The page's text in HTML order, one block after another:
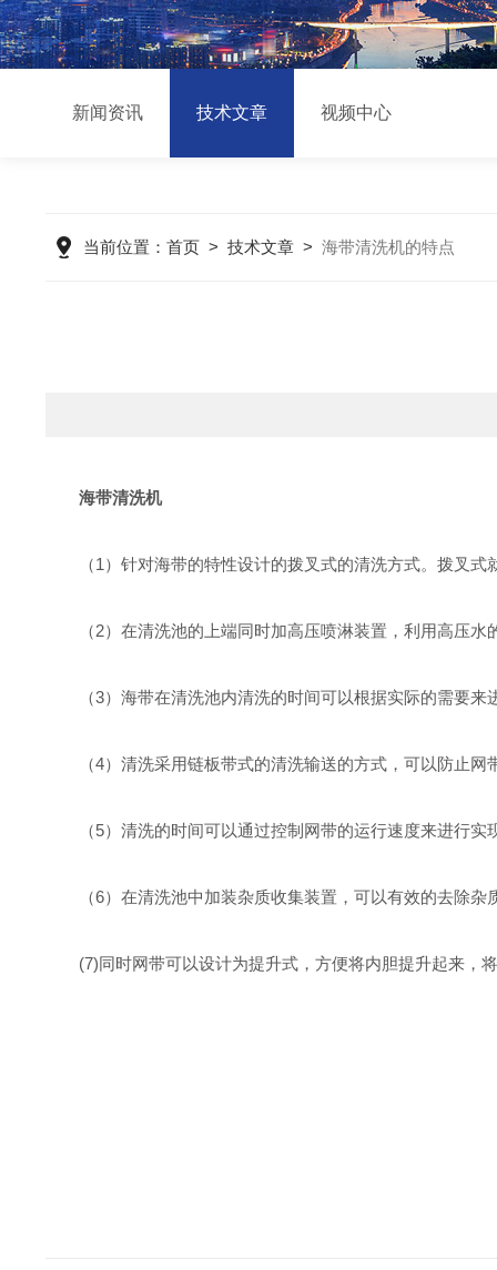
新闻资讯 技术文章 视频中心
当前位置： 首页> 技术文章> 海带清洗机的特点
海带清洗机
（1）针对海带的特性设计的拨叉式的清洗方式。拨叉
（2）在清洗池的上端同时加高压喷淋装置，利用高压
（3）海带在清洗池内清洗的时间可以根据实际的需要来
（4）清洗采用链板带式的清洗输送的方式，可以防止网
（5）清洗的时间可以通过控制网带的运行速度来进行实
（6）在清洗池中加装杂质收集装置，可以有效的去除杂
(7)同时网带可以设计为提升式，方便将内胆提升起来，